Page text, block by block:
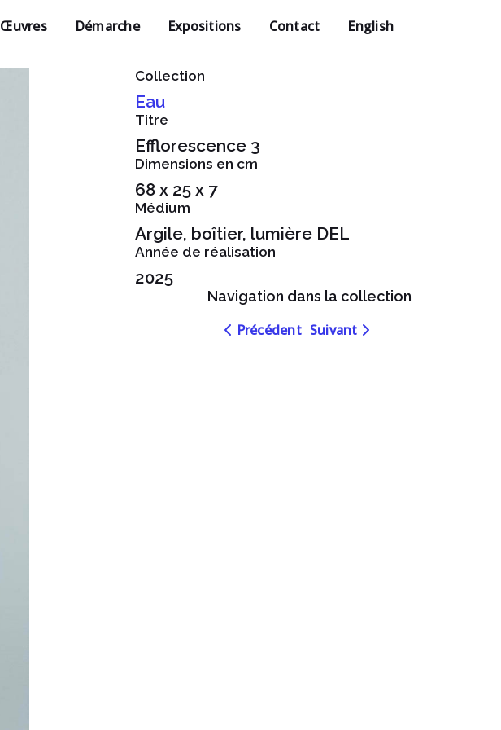
Œuvres Démarche Expositions Contact English
Collection
Eau
Titre
Efflorescence 3
Dimensions en cm
68 x 25 x 7
Médium
Argile, boîtier, lumière DEL
Année de réalisation
2025
Navigation dans la collection
Navigation Précédent Navigation
Suivant